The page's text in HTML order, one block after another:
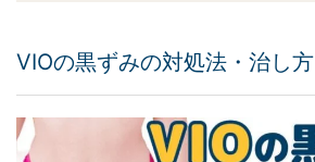
VIOの黒ずみの対処法・治し方